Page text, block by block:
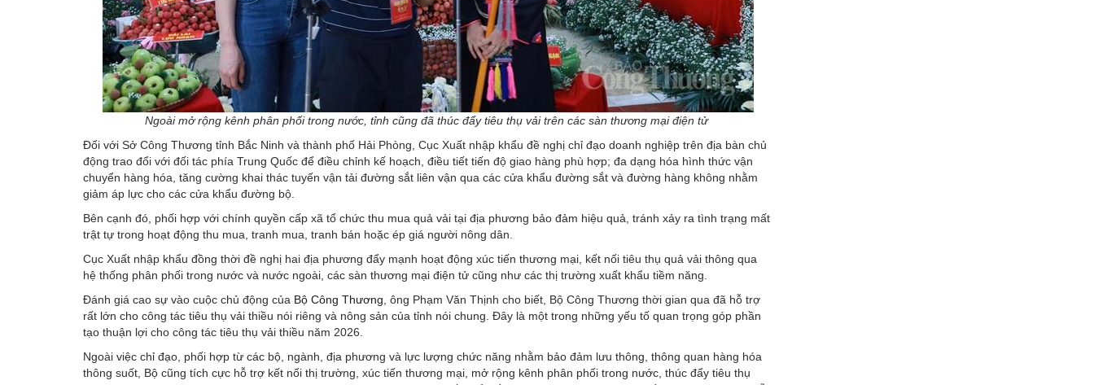
Ngoài mở rộng kênh phân phối trong nước, tỉnh cũng đã thúc đẩy tiêu thụ vải trên các sàn thương mại điện tử
Đối với Sở Công Thương tỉnh Bắc Ninh và thành phố Hải Phòng, Cục Xuất nhập khẩu đề nghị chỉ đạo doanh nghiệp trên địa bàn chủ
động trao đổi với đối tác phía Trung Quốc để điều chỉnh kế hoạch, điều tiết tiến độ giao hàng phù hợp; đa dạng hóa hình thức vận
chuyển hàng hóa, tăng cường khai thác tuyến vận tải đường sắt liên vận qua các cửa khẩu đường sắt và đường hàng không nhằm
giảm áp lực cho các cửa khẩu đường bộ.
Bên cạnh đó, phối hợp với chính quyền cấp xã tổ chức thu mua quả vải tại địa phương bảo đảm hiệu quả, tránh xảy ra tình trạng mất
trật tự trong hoạt động thu mua, tranh mua, tranh bán hoặc ép giá người nông dân.
Cục Xuất nhập khẩu đồng thời đề nghị hai địa phương đẩy mạnh hoạt động xúc tiến thương mại, kết nối tiêu thụ quả vải thông qua
hệ thống phân phối trong nước và nước ngoài, các sàn thương mại điện tử cũng như các thị trường xuất khẩu tiềm năng.
Đánh giá cao sự vào cuộc chủ động của Bộ Công Thương , ông Phạm Văn Thịnh cho biết, Bộ Công Thương thời gian qua đã hỗ trợ
rất lớn cho công tác tiêu thụ vải thiều nói riêng và nông sản của tỉnh nói chung. Đây là một trong những yếu tố quan trọng góp phần
tạo thuận lợi cho công tác tiêu thụ vải thiều năm 2026.
Ngoài việc chỉ đạo, phối hợp từ các bộ, ngành, địa phương và lực lượng chức năng nhằm bảo đảm lưu thông, thông quan hàng hóa
thông suốt, Bộ cũng tích cực hỗ trợ kết nối thị trường, xúc tiến thương mại, mở rộng kênh phân phối trong nước, thúc đẩy tiêu thụ